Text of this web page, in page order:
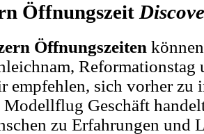
Öffnungszeit
Öffnungszeiten
empfehlen, sich vorher zu
Geschäft
zu Erfahrungen und